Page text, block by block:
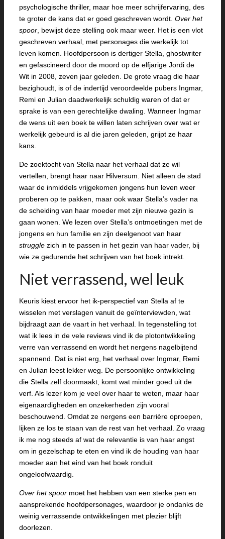
psychologische thriller, maar hoe meer schrijfervaring, des
te groter de kans dat er goed geschreven wordt. Over het
spoor , bewijst deze stelling ook maar weer. Het is een vlot
geschreven verhaal, met personages die werkelijk tot
leven komen. Hoofdpersoon is dertiger Stella, ghostwriter
en gefascineerd door de moord op de elfjarige Jordi de
Wit in 2008, zeven jaar geleden. De grote vraag die haar
bezighoudt, is of de indertijd veroordeelde pubers Ingmar,
Remi en Julian daadwerkelijk schuldig waren of dat er
sprake is van een gerechtelijke dwaling. Wanneer Ingmar
de wens uit een boek te willen laten schrijven over wat er
werkelijk gebeurd is al die jaren geleden, grijpt ze haar
kans.
De zoektocht van Stella naar het verhaal dat ze wil
vertellen, brengt haar naar Hilversum. Niet alleen de stad
waar de inmiddels vrijgekomen jongens hun leven weer
proberen op te pakken, maar ook waar Stella’s vader na
de scheiding van haar moeder met zijn nieuwe gezin is
gaan wonen. We lezen over Stella’s ontmoetingen met de
jongens en hun familie en zijn deelgenoot van haar
struggle zich in te passen in het gezin van haar vader, bij
wie ze gedurende het schrijven van het boek intrekt.
Niet verrassend, wel leuk
Keuris kiest ervoor het ik-perspectief van Stella af te
wisselen met verslagen vanuit de geïnterviewden, wat
bijdraagt aan de vaart in het verhaal. In tegenstelling tot
wat ik lees in de vele reviews vind ik de plotontwikkeling
verre van verrassend en wordt het nergens nagelbijtend
spannend. Dat is niet erg, het verhaal over Ingmar, Remi
en Julian leest lekker weg. De persoonlijke ontwikkeling
die Stella zelf doormaakt, komt wat minder goed uit de
verf. Als lezer kom je veel over haar te weten, maar haar
eigenaardigheden en onzekerheden zijn vooral
beschouwend. Omdat ze nergens een barrière oproepen,
lijken ze los te staan van de rest van het verhaal. Zo vraag
ik me nog steeds af wat de relevantie is van haar angst
om in gezelschap te eten en vind ik de houding van haar
moeder aan het eind van het boek ronduit
ongeloofwaardig.
Over het spoor moet het hebben van een sterke pen en
aansprekende hoofdpersonages, waardoor je ondanks de
weinig verrassende ontwikkelingen met plezier blijft
doorlezen.